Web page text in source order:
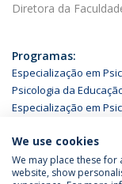
Diretora da
Programas:
Especialização em
Psicologia da
Especialização em
We use cookies
We may place these
website, show